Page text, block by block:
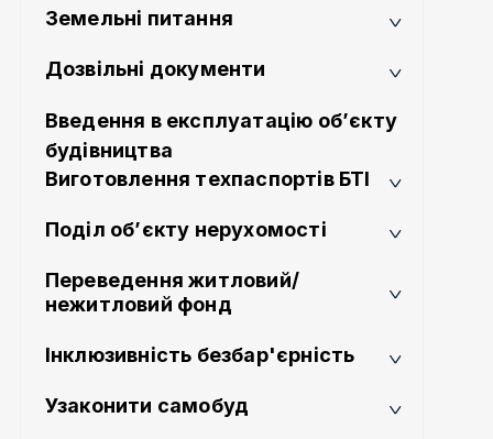
Земельні питання
Дозвільні документи
Введення в експлуатацію об’єкту
будівництва
Виготовлення техпаспортів БТІ
Поділ об’єкту нерухомості
Переведення житловий/
нежитловий фонд
Інклюзивність безбар'єрність
Узаконити самобуд